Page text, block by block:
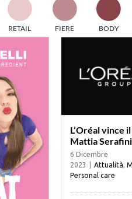
TESPI
ed
RETAIL FIERE BODY
L’Oréal vince il
premio Mattia
Serafini 2023
L’Oréal vince
Mattia
6 Dicembre
2023
Attualità
Personal care